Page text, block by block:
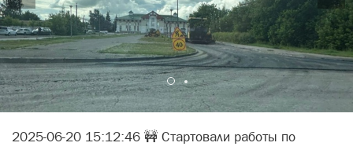
2025-06-20 15:12:46 🚧 Стартовали работы по